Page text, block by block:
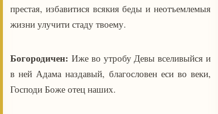
престая, избавитися всякия беды и неотъемлемыя
жизни улучити стаду твоему.
Богородичен: Иже во утробу Девы вселивыйся и
в ней Адама наздавый, благословен еси во веки,
Господи Боже отец наших.